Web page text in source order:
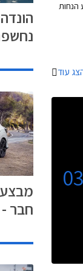
תציע הנחות
עוד
מבצע
חבר -